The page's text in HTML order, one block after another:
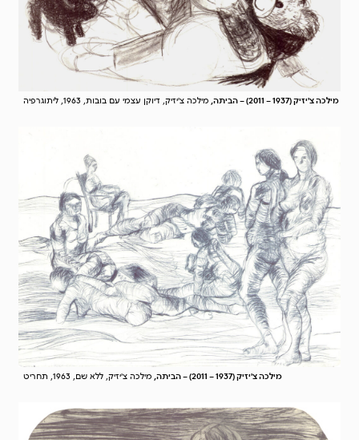
מילכה צ'יזיק (1937 – 2011) – הביתה, מילכה צ'יזיק, דיוקן עצמי עם בובות, 1963, ליתוגרפיה
מילכה צ'יזיק (1937 – 2011) – הביתה, מילכה צ'יזיק, ללא שם, 1963, תחריט